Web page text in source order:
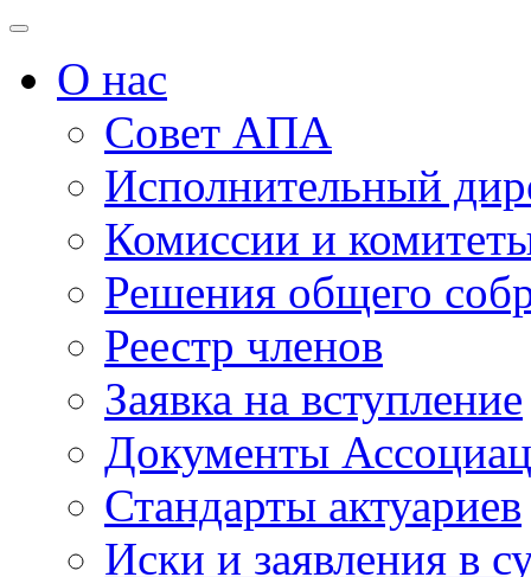
О нас
Совет АПА
Исполнительный
Комиссии и
Решения общего
Реестр членов
Заявка на вступление
Документы
Стандарты актуариев
Иски и заявления в